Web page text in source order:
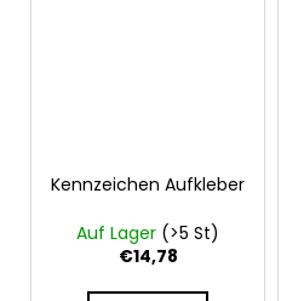
Kennzeichen Aufkleber
Auf Lager (>5 St)
€14,78